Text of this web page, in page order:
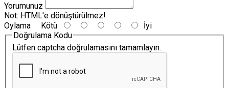
Yorumunuz
Not: HTML'e dönüştürülmez!
Oylama Kötü
İyi
Doğrulama Kodu
Lütfen captcha doğrulamasını tamamlayın.